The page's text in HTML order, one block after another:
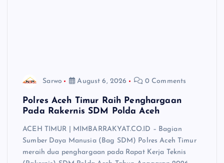
Sarwo August 6, 2026 0 Comments
Polres Aceh Timur Raih Penghargaan
Pada Rakernis SDM Polda Aceh
ACEH TIMUR | MIMBARRAKYAT.CO.ID – Bagian
Sumber Daya Manusia (Bag SDM) Polres Aceh Timur
meraih dua penghargaan pada Rapat Kerja Teknis